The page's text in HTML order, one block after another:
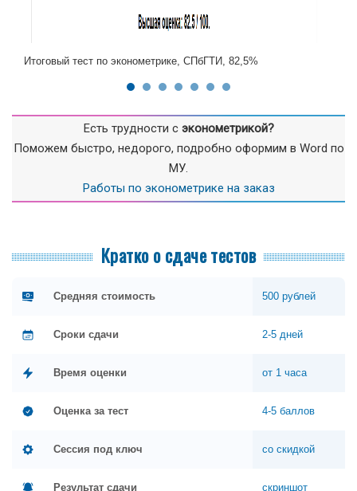
Итоговый тест по эконометрике, СПбГТИ, 82,5%
Есть трудности с эконометрикой?
Поможем быстро, недорого, подробно оформим в Word по
МУ.
Работы по эконометрике на заказ
Кратко о сдаче тестов
Средняя стоимость 500 рублей
Сроки сдачи 2-5 дней
Время оценки от 1 часа
Оценка за тест 4-5 баллов
Сессия под ключ со скидкой
Результат сдачи скриншот